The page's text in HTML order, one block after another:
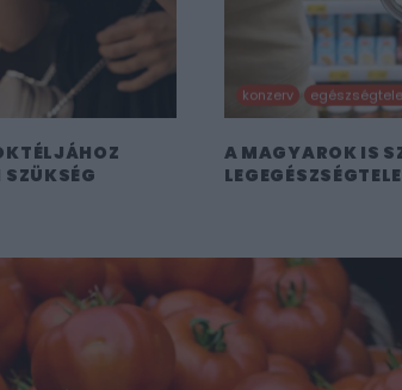
SZÜKSÉG
konzerv
A MAGYAROK IS